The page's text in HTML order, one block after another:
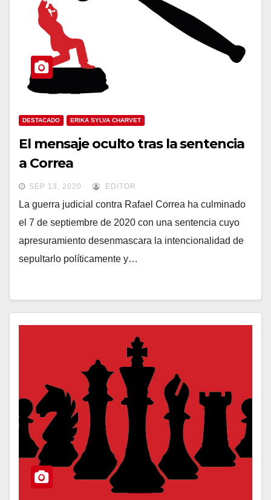
DESTACADO ERIKA SYLVA CHARVET
El mensaje oculto tras la sentencia
a Correa
SEP 13, 2020 EDITOR
La guerra judicial contra Rafael Correa ha culminado
el 7 de septiembre de 2020 con una sentencia cuyo
apresuramiento desenmascara la intencionalidad de
sepultarlo políticamente y…